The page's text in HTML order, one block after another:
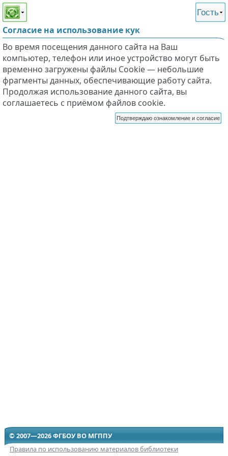
Этот сайт поддерживает
слабовидящих
Гость
Согласие на использование кук
Во время посещения данного сайта на Ваш
компьютер, телефон или иное устройство могут быть
временно загружены файлы Cookie — небольшие
фрагменты данных, обеспечивающие работу сайта.
Продолжая использование данного сайта, вы
соглашаетесь с приёмом файлов cookie.
Подтверждаю ознакомление и согласие
© 2007—2026 ФГБОУ ВО МГППУ
Правила по использованию материалов библиотеки